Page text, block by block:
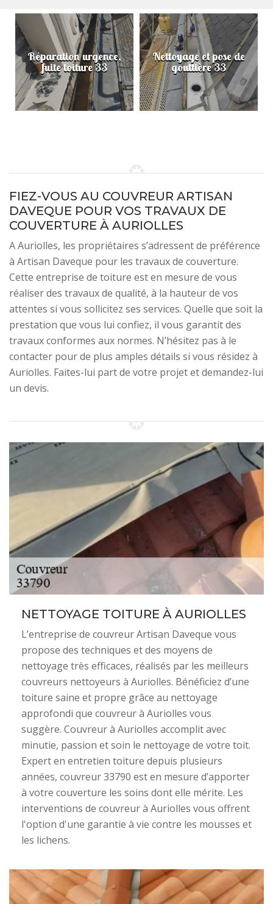
Réparation urgence,
fuite toiture 33
Nettoyage et pose de
gouttière 33
FIEZ-VOUS AU COUVREUR ARTISAN
DAVEQUE POUR VOS TRAVAUX DE
COUVERTURE À AURIOLLES
A Auriolles, les propriétaires s’adressent de préférence
à Artisan Daveque pour les travaux de couverture.
Cette entreprise de toiture est en mesure de vous
réaliser des travaux de qualité, à la hauteur de vos
attentes si vous sollicitez ses services. Quelle que soit la
prestation que vous lui confiez, il vous garantit des
travaux conformes aux normes. N’hésitez pas à le
contacter pour de plus amples détails si vous résidez à
Auriolles. Faites-lui part de votre projet et demandez-lui
un devis.
NETTOYAGE TOITURE À AURIOLLES
L’entreprise de couvreur Artisan Daveque vous
propose des techniques et des moyens de
nettoyage très efficaces, réalisés par les meilleurs
couvreurs nettoyeurs à Auriolles. Bénéficiez d’une
toiture saine et propre grâce au nettoyage
approfondi que couvreur à Auriolles vous
suggère. Couvreur à Auriolles accomplit avec
minutie, passion et soin le nettoyage de votre toit.
Expert en entretien toiture depuis plusieurs
années, couvreur 33790 est en mesure d’apporter
à votre couverture les soins dont elle mérite. Les
interventions de couvreur à Auriolles vous offrent
l'option d'une garantie à vie contre les mousses et
les lichens.